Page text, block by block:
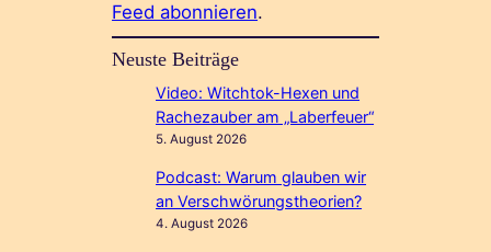
Feed abonnieren.
Neuste Beiträge
Video: Witchtok-Hexen und
Rachezauber am „Laberfeuer“
5. August 2026
Podcast: Warum glauben wir
an Verschwörungstheorien?
4. August 2026